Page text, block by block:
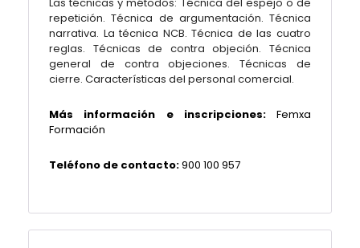
repetición. Técnica de argumentación. Técnica
narrativa. La técnica NCB. Técnica de las cuatro
reglas. Técnicas de contra objeción. Técnica
general de contra objeciones. Técnicas de
cierre. Características del personal comercial.
Más información e inscripciones:Femxa
Formación
Teléfono de contacto:900 100 957